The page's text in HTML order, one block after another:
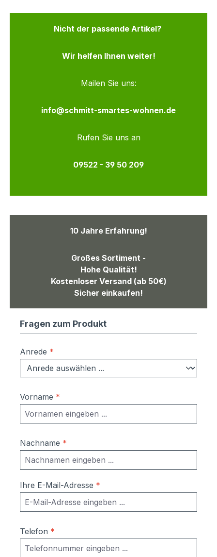
Nicht der passende Artikel?
Wir helfen Ihnen weiter!
Mailen Sie uns:
info@schmitt-smartes-wohnen.de
Rufen Sie uns an
09522 - 39 50 209
10 Jahre Erfahrung!
Großes Sortiment -
Hohe Qualität!
Kostenloser Versand (ab 50€)
Sicher einkaufen!
Fragen zum Produkt
Anrede *
Vorname *
Nachname *
Ihre E-Mail-Adresse *
Telefon *